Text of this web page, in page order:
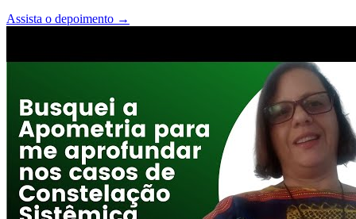
Assista o depoimento →